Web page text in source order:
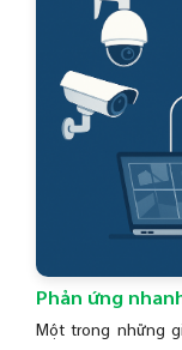
Phản ứng
Một trong những